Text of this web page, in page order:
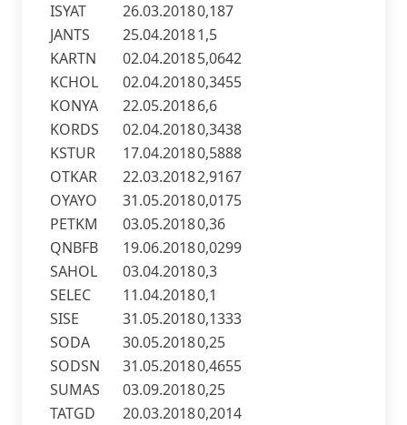
ISYAT
26.03.20180,187
JANTS
25.04.20181,5
KARTN
02.04.20185,0642
KCHOL
02.04.20180,3455
KONYA
22.05.20186,6
KORDS
02.04.20180,3438
KSTUR
17.04.20180,5888
OTKAR
22.03.20182,9167
OYAYO
31.05.20180,0175
PETKM
03.05.20180,36
QNBFB
19.06.20180,0299
SAHOL
03.04.20180,3
SELEC
11.04.20180,1
SISE
31.05.20180,1333
SODA
30.05.20180,25
SODSN
31.05.20180,4655
SUMAS
03.09.20180,25
TATGD
20.03.20180,2014